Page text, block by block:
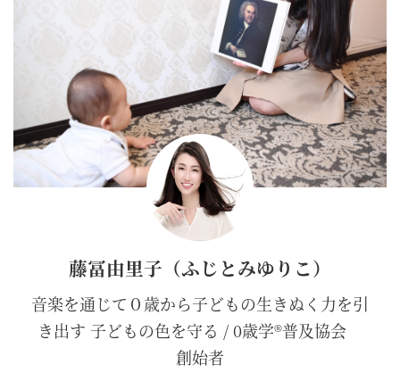
藤冨由里子（ふじとみゆりこ）
音楽を通じて０歳から子どもの生きぬく力を引
き出す 子どもの色を守る / 0歳学®普及協会
創始者